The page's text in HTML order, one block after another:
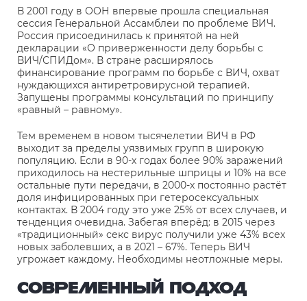
В 2001 году в ООН впервые прошла специальная
сессия Генеральной Ассамблеи по проблеме ВИЧ.
Россия присоединилась к принятой на ней
декларации «О приверженности делу борьбы с
ВИЧ/СПИДом». В стране расширялось
финансирование программ по борьбе с ВИЧ, охват
нуждающихся антиретровирусной терапией.
Запущены программы консультаций по принципу
«равный – равному».
Тем временем в новом тысячелетии ВИЧ в РФ
выходит за пределы уязвимых групп в широкую
популяцию. Если в 90-х годах более 90% заражений
приходилось на нестерильные шприцы и 10% на все
остальные пути передачи, в 2000-х постоянно растёт
доля инфицированных при гетеросексуальных
контактах. В 2004 году это уже 25% от всех случаев, и
тенденция очевидна. Забегая вперёд: в 2015 через
«традиционный» секс вирус получили уже 43% всех
новых заболевших, а в 2021 – 67%. Теперь ВИЧ
угрожает каждому. Необходимы неотложные меры.
СОВРЕМЕННЫЙ ПОДХОД